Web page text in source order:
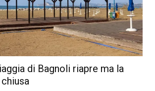
di Bagnoli riapre ma la